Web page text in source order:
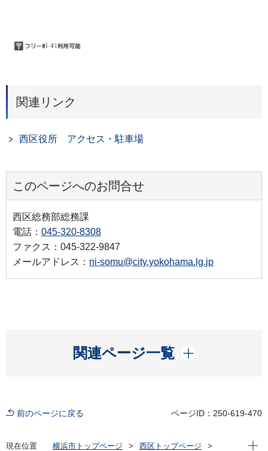
関連リンク
西区役所 アクセス・駐車場
このページへのお問合せ
西区総務部総務課
電話： 045-320-8308
ファクス：045-322-9847
メールアドレス： ni-somu@city.yokohama.lg.jp
関連ページ一覧
開く
前のページに戻る ページID：250-619-470
現在位置 横浜市トップページ
西区トップページ
現在